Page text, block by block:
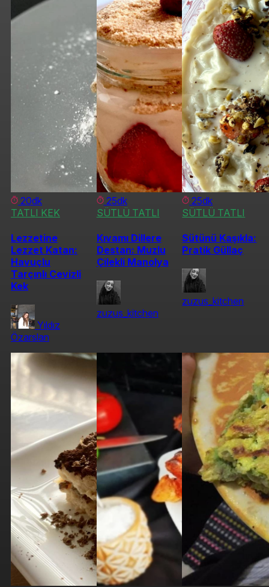
20dk
TATLI KEK
Lezzetine
Lezzet Katan:
Havuçlu
Tarçınlı Cevizli
Kek
Yıldız
Özarslan
25dk
SÜTLÜ TATLI
Kıvamı Dillere
Destan: Muzlu
Çilekli Manolya
zuzus_kitchen
25dk
SÜTLÜ TATLI
Sütünü Kaşıkla:
Pratik Güllaç
zuzus_kitchen